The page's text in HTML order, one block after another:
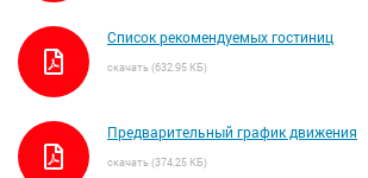
Список рекомендуемых гостиниц
скачать (632.95 КБ)
Предварительный график движения
скачать (374.25 КБ)